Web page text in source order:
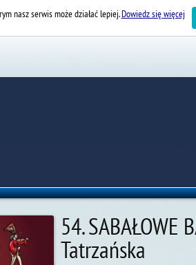
54. SABAŁOWE
Tatrzańska
nasz serwis może działać lepiej.Dowiedz się więcej